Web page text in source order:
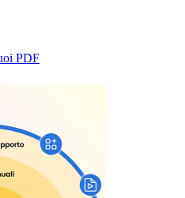
PDF